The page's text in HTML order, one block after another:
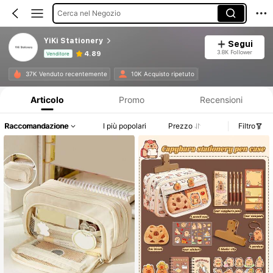
Cerca nel Negozio
YiKi Stationery
Venditore 4.89
Segui
3.8K Follower
37K Venduto recentemente 10K Acquisto ripetuto
Articolo Promo Recensioni
Raccomandazione I più popolari Prezzo Filtro